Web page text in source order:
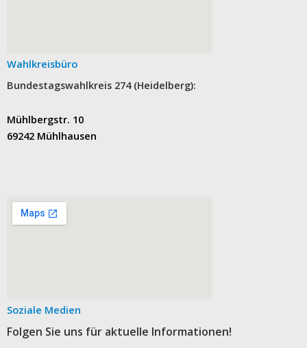
Wahlkreisbüro
Bundestagswahlkreis 274 (Heidelberg):
Mühlbergstr. 10
69242 Mühlhausen
Soziale Medien
Folgen Sie uns für aktuelle Informationen!